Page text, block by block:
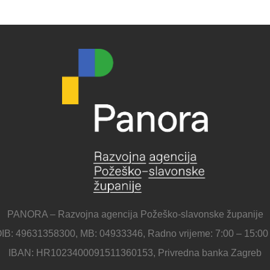
PANORA – Razvojna agencija Požeško-slavonske županije
49631358300, MB: 04933346, Radno vrijeme: 7:00 – 15:00
IBAN: HR1023400091511360153, Privredna banka Zagreb